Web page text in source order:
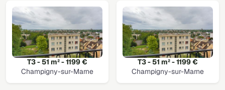
T3 - 51 m² - 1199 €
Champigny-sur-Marne
T3 - 51 m² - 1199 €
Champigny-sur-Marne